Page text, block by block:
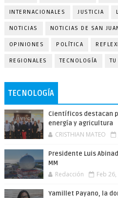
INTERNACIONALES JUSTICIA
NOTICIAS NOTICIAS DE SAN
OPINIONES POLÍTICA
REGIONALES TECNOLOGÍA
TECNOLOGÍA
Científicos destacan
energía y agricultura
CRISTHIAN MATEO
Presidente Luis
MM
Redacción Feb
Yamillet Payano, la